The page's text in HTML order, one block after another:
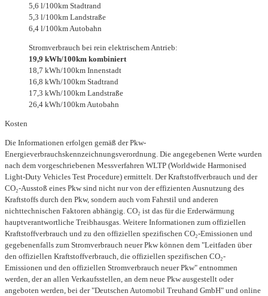
5,6 l/100km Stadtrand
5,3 l/100km Landstraße
6,4 l/100km Autobahn
Stromverbrauch bei rein elektrischem Antrieb:
19,9 kWh/100km kombiniert
18,7 kWh/100km Innenstadt
16,8 kWh/100km Stadtrand
17,3 kWh/100km Landstraße
26,4 kWh/100km Autobahn
Kosten
Die Informationen erfolgen gemäß der Pkw-
Energieverbrauchskennzeichnungsverordnung. Die angegebenen Werte wurden
nach dem vorgeschriebenen Messverfahren WLTP (Worldwide Harmonised
Light-Duty Vehicles Test Procedure) ermittelt. Der Kraftstoffverbrauch und der
CO₂-Ausstoß eines Pkw sind nicht nur von der effizienten Ausnutzung des
Kraftstoffs durch den Pkw, sondern auch vom Fahrstil und anderen
nichttechnischen Faktoren abhängig. CO₂ ist das für die Erderwärmung
hauptverantwortliche Treibhausgas. Weitere Informationen zum offiziellen
Kraftstoffverbrauch und zu den offiziellen spezifischen CO₂-Emissionen und
gegebenenfalls zum Stromverbrauch neuer Pkw können dem "Leitfaden über
den offiziellen Kraftstoffverbrauch, die offiziellen spezifischen CO₂-
Emissionen und den offiziellen Stromverbrauch neuer Pkw" entnommen
werden, der an allen Verkaufsstellen, an dem neue Pkw ausgestellt oder
angeboten werden, bei der "Deutschen Automobil Treuhand GmbH" und online